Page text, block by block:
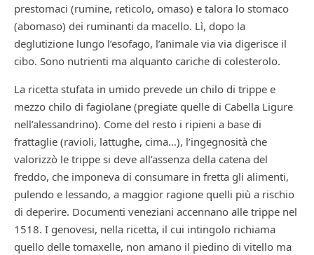
prestomaci (rumine, reticolo, omaso) e talora lo stomaco
(abomaso) dei ruminanti da macello. Lì, dopo la
deglutizione lungo l’esofago, l’animale via via digerisce il
cibo. Sono nutrienti ma alquanto cariche di colesterolo.
La ricetta stufata in umido prevede un chilo di trippe e
mezzo chilo di fagiolane (pregiate quelle di Cabella Ligure
nell’alessandrino). Come del resto i ripieni a base di
frattaglie (ravioli, lattughe, cima…), l’ingegnosità che
valorizzò le trippe si deve all’assenza della catena del
freddo, che imponeva di consumare in fretta gli alimenti,
pulendo e lessando, a maggior ragione quelli più a rischio
di deperire. Documenti veneziani accennano alle trippe nel
1518. I genovesi, nella ricetta, il cui intingolo richiama
quello delle tomaxelle, non amano il piedino di vitello ma